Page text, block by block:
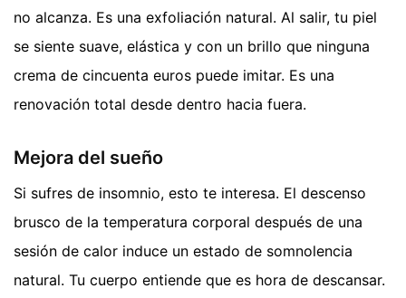
no alcanza. Es una exfoliación natural. Al salir, tu piel
se siente suave, elástica y con un brillo que ninguna
crema de cincuenta euros puede imitar. Es una
renovación total desde dentro hacia fuera.
Mejora del sueño
Si sufres de insomnio, esto te interesa. El descenso
brusco de la temperatura corporal después de una
sesión de calor induce un estado de somnolencia
natural. Tu cuerpo entiende que es hora de descansar.